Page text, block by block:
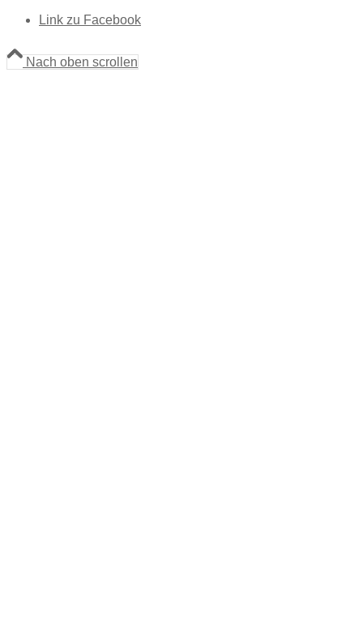
Link zu Facebook
Nach oben scrollen